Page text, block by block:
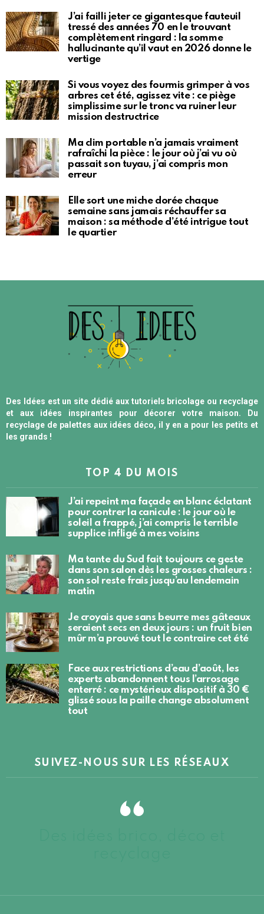
J’ai failli jeter ce gigantesque fauteuil
tressé des années 70 en le trouvant
complètement ringard : la somme
hallucinante qu’il vaut en 2026 donne le
vertige
Si vous voyez des fourmis grimper à vos
arbres cet été, agissez vite : ce piège
simplissime sur le tronc va ruiner leur
mission destructrice
Ma clim portable n’a jamais vraiment
rafraîchi la pièce : le jour où j’ai vu où
passait son tuyau, j’ai compris mon
erreur
Elle sort une miche dorée chaque
semaine sans jamais réchauffer sa
maison : sa méthode d’été intrigue tout
le quartier
Des Idées est un site dédié aux tutoriels bricolage ou recyclage
et aux idées inspirantes pour décorer votre maison. Du
recyclage de palettes aux idées déco, il y en a pour les petits et
les grands !
TOP 4 DU MOIS
J’ai repeint ma façade en blanc éclatant
pour contrer la canicule : le jour où le
soleil a frappé, j’ai compris le terrible
supplice infligé à mes voisins
Ma tante du Sud fait toujours ce geste
dans son salon dès les grosses chaleurs :
son sol reste frais jusqu’au lendemain
matin
Je croyais que sans beurre mes gâteaux
seraient secs en deux jours : un fruit bien
mûr m’a prouvé tout le contraire cet été
Face aux restrictions d’eau d’août, les
experts abandonnent tous l’arrosage
enterré : ce mystérieux dispositif à 30 €
glissé sous la paille change absolument
tout
SUIVEZ-NOUS SUR LES RÉSEAUX